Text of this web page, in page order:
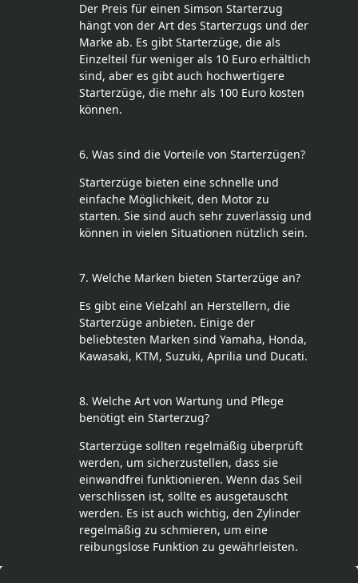
Der Preis für einen Simson Starterzug
hängt von der Art des Starterzugs und der
Marke ab. Es gibt Starterzüge, die als
Einzelteil für weniger als 10 Euro erhältlich
sind, aber es gibt auch hochwertigere
Starterzüge, die mehr als 100 Euro kosten
können.
6. Was sind die Vorteile von Starterzügen?
Starterzüge bieten eine schnelle und
einfache Möglichkeit, den Motor zu
starten. Sie sind auch sehr zuverlässig und
können in vielen Situationen nützlich sein.
7. Welche Marken bieten Starterzüge an?
Es gibt eine Vielzahl an Herstellern, die
Starterzüge anbieten. Einige der
beliebtesten Marken sind Yamaha, Honda,
Kawasaki, KTM, Suzuki, Aprilia und Ducati.
8. Welche Art von Wartung und Pflege
benötigt ein Starterzug?
Starterzüge sollten regelmäßig überprüft
werden, um sicherzustellen, dass sie
einwandfrei funktionieren. Wenn das Seil
verschlissen ist, sollte es ausgetauscht
werden. Es ist auch wichtig, den Zylinder
regelmäßig zu schmieren, um eine
reibungslose Funktion zu gewährleisten.